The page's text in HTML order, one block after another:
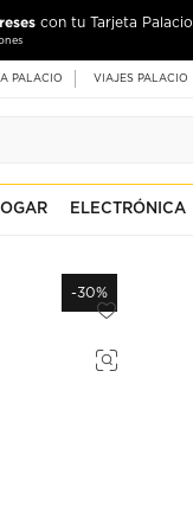
con tu Tarjeta Palacio
PALACIO VIAJES PALACIO
ELECTRÓNICA
-30%